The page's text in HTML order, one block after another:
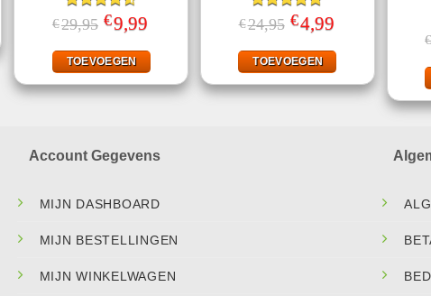
Gewaardeerd
4.50uit 5
€29,95 Oorspronkelijke
prijs
€29,95.
€9,99
€9,99.
TOEVOEGEN
Gewaardeerd
5.00uit 5
€24,95 Oorspronkelijke
prijs
€24,95.
€4,99
€4,99.
TOEVOEGEN
€
Account Gegevens
MIJN DASHBOARD
MIJN BESTELLINGEN
MIJN WINKELWAGEN